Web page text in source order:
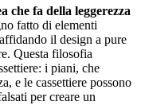
che fa della leggerezza
fatto di elementi
il design a pure
Questa filosofia
i piani, che
e le cassettiere possono
per creare un